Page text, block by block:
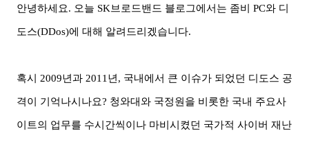
안녕하세요. 오늘 SK브로드밴드 블로그에서는 좀비 PC와 디
도스(DDos)에 대해 알려드리겠습니다.
혹시 2009년과 2011 년 , 국내에서 큰 이슈가 되었던 디도스 공
격이 기억나시나요? 청와대와 국정원을 비롯한 국내 주요사
이트의 업무를 수시간씩이나 마비시켰던 국가적 사이버 재난